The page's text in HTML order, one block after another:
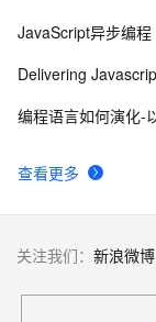
查看更多
JavaScript异步编程
Delivering
编程语言如何演化-
关注我们： 新浪微博